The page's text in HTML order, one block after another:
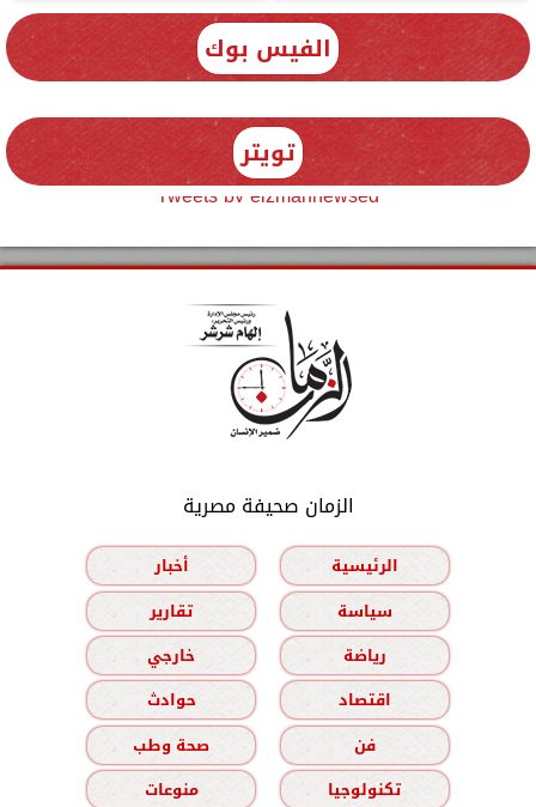
الفيس بوك
تويتر
Tweets by elzmannewseg
الزمان صحيفة مصرية
الرئيسية
أخبار
سياسة
تقارير
رياضة
خارجي
اقتصاد
حوادث
فن
صحة وطب
تكنولوجيا
منوعات